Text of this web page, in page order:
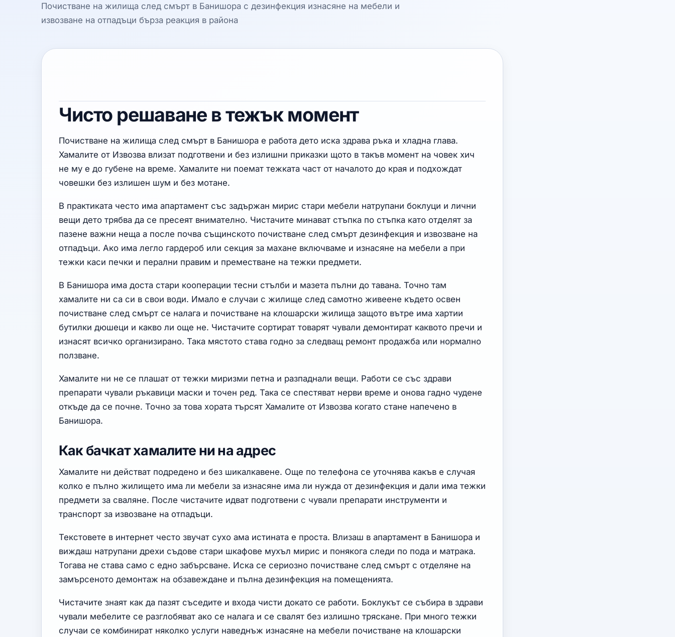
Почистване на жилища след смърт в Банишора с дезинфекция изнасяне на мебели и
извозване на отпадъци бърза реакция в района
Чисто решаване в тежък момент
Почистване на жилища след смърт в Банишора е работа дето иска здрава ръка и хладна глава.
Хамалите от Извозва влизат подготвени и без излишни приказки щото в такъв момент на човек хич
не му е до губене на време. Хамалите ни поемат тежката част от началото до края и подхождат
човешки без излишен шум и без мотане.
В практиката често има апартамент със задържан мирис стари мебели натрупани боклуци и лични
вещи дето трябва да се пресeят внимателно. Чистачите минават стъпка по стъпка като отделят за
пазене важни неща а после почва същинското почистване след смърт дезинфекция и извозване на
отпадъци. Ако има легло гардероб или секция за махане включваме и изнасяне на мебели а при
тежки каси печки и перални правим и преместване на тежки предмети.
В Банишора има доста стари кооперации тесни стълби и мазета пълни до тавана. Точно там
хамалите ни са си в свои води. Имало е случаи с жилище след самотно живеене където освен
почистване след смърт се налага и почистване на клошарски жилища защото вътре има хартии
бутилки дюшеци и какво ли още не. Чистачите сортират товарят чували демонтират каквото пречи и
изнасят всичко организирано. Така мястото става годно за следващ ремонт продажба или нормално
ползване.
Хамалите ни не се плашат от тежки миризми петна и разпаднали вещи. Работи се със здрави
препарати чували ръкавици маски и точен ред. Така се спестяват нерви време и онова гадно чудене
откъде да се почне. Точно за това хората търсят Хамалите от Извозва когато стане напечено в
Банишора.
Как бачкат хамалите ни на адрес
Хамалите ни действат подредено и без шикалкавене. Още по телефона се уточнява какъв е случая
колко е пълно жилището има ли мебели за изнасяне има ли нужда от дезинфекция и дали има тежки
предмети за сваляне. После чистачите идват подготвени с чували препарати инструменти и
транспорт за извозване на отпадъци.
Текстовете в интернет често звучат сухо ама истината е проста. Влизаш в апартамент в Банишора и
виждаш натрупани дрехи съдове стари шкафове мухъл мирис и понякога следи по пода и матрака.
Тогава не става само с едно забърсване. Иска се сериозно почистване след смърт с отделяне на
замърсеното демонтаж на обзавеждане и пълна дезинфекция на помещенията.
Чистачите знаят как да пазят съседите и входа чисти докато се работи. Боклукът се събира в здрави
чували мебелите се разглобяват ако се налага и се свалят без излишно тряскане. При много тежки
случаи се комбинират няколко услуги наведнъж изнасяне на мебели почистване на клошарски